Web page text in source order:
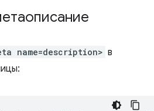
name=description> в